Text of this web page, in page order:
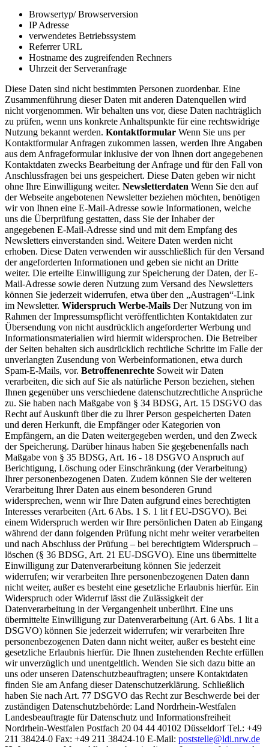
Browsertyp/ Browserversion
IP Adresse
verwendetes Betriebssystem
Referrer URL
Hostname des zugreifenden Rechners
Uhrzeit der Serveranfrage
Diese Daten sind nicht bestimmten Personen zuordenbar. Eine
Zusammenführung dieser Daten mit anderen Datenquellen wird
nicht vorgenommen. Wir behalten uns vor, diese Daten nachträglich
zu prüfen, wenn uns konkrete Anhaltspunkte für eine rechtswidrige
Nutzung bekannt werden. Kontaktformular Wenn Sie uns per
Kontaktformular Anfragen zukommen lassen, werden Ihre Angaben
aus dem Anfrageformular inklusive der von Ihnen dort angegebenen
Kontaktdaten zwecks Bearbeitung der Anfrage und für den Fall von
Anschlussfragen bei uns gespeichert. Diese Daten geben wir nicht
ohne Ihre Einwilligung weiter. Newsletterdaten Wenn Sie den auf
der Webseite angebotenen Newsletter beziehen möchten, benötigen
wir von Ihnen eine E-Mail-Adresse sowie Informationen, welche
uns die Überprüfung gestatten, dass Sie der Inhaber der
angegebenen E-Mail-Adresse sind und mit dem Empfang des
Newsletters einverstanden sind. Weitere Daten werden nicht
erhoben. Diese Daten verwenden wir ausschließlich für den Versand
der angeforderten Informationen und geben sie nicht an Dritte
weiter. Die erteilte Einwilligung zur Speicherung der Daten, der E-
Mail-Adresse sowie deren Nutzung zum Versand des Newsletters
können Sie jederzeit widerrufen, etwa über den „Austragen“-Link
im Newsletter. Widerspruch Werbe-Mails Der Nutzung von im
Rahmen der Impressumspflicht veröffentlichten Kontaktdaten zur
Übersendung von nicht ausdrücklich angeforderter Werbung und
Informationsmaterialien wird hiermit widersprochen. Die Betreiber
der Seiten behalten sich ausdrücklich rechtliche Schritte im Falle der
unverlangten Zusendung von Werbeinformationen, etwa durch
Spam-E-Mails, vor. Betroffenenrechte Soweit wir Daten
verarbeiten, die sich auf Sie als natürliche Person beziehen, stehen
Ihnen gegenüber uns verschiedene datenschutzrechtliche Ansprüche
zu. Sie haben nach Maßgabe von § 34 BDSG, Art. 15 DSGVO das
Recht auf Auskunft über die zu Ihrer Person gespeicherten Daten
und deren Herkunft, die Empfänger oder Kategorien von
Empfängern, an die Daten weitergegeben werden, und den Zweck
der Speicherung. Darüber hinaus haben Sie gegebenenfalls nach
Maßgabe von § 35 BDSG, Art. 16 - 18 DSGVO Anspruch auf
Berichtigung, Löschung oder Einschränkung (der Verarbeitung)
Ihrer personenbezogenen Daten. Zudem können Sie der weiteren
Verarbeitung Ihrer Daten aus einem besonderen Grund
widersprechen, wenn wir Ihre Daten aufgrund eines berechtigten
Interesses verarbeiten (Art. 6 Abs. 1 S. 1 lit f EU-DSGVO). Bei
einem Widerspruch werden wir Ihre persönlichen Daten ab Eingang
während der dann folgenden Prüfung nicht mehr weiter verarbeiten
und nach Abschluss der Prüfung – bei berechtigtem Widerspruch –
löschen (§ 36 BDSG, Art. 21 EU-DSGVO). Eine uns übermittelte
Einwilligung zur Datenverarbeitung können Sie jederzeit
widerrufen; wir verarbeiten Ihre personenbezogenen Daten dann
nicht weiter, außer es besteht eine gesetzliche Erlaubnis hierfür. Ein
Widerspruch oder Widerruf lässt die Zulässigkeit der
Datenverarbeitung in der Vergangenheit unberührt. Eine uns
übermittelte Einwilligung zur Datenverarbeitung (Art. 6 Abs. 1 lit a
DSGVO) können Sie jederzeit widerrufen; wir verarbeiten Ihre
personenbezogenen Daten dann nicht weiter, außer es besteht eine
gesetzliche Erlaubnis hierfür. Die Ihnen zustehenden Rechte erfüllen
wir unverzüglich und unentgeltlich. Wenden Sie sich dazu bitte an
uns oder unseren Datenschutzbeauftragten; unsere Kontaktdaten
finden Sie am Anfang dieser Datenschutzerklärung. Schließlich
haben Sie nach Art. 77 DSGVO das Recht zur Beschwerde bei der
zuständigen Datenschutzbehörde: Land Nordrhein-Westfalen
Landesbeauftragte für Datenschutz und Informationsfreiheit
Nordrhein-Westfalen Postfach 20 04 44 40102 Düsseldorf Tel.: +49
211 38424-0 Fax: +49 211 38424-10 E-Mail: poststelle@ldi.nrw.de